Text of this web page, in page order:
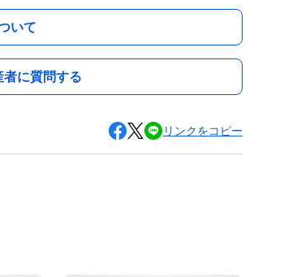
いて
に質問する
リンクをコピー